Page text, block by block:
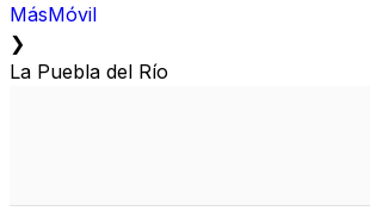
MásMóvil
❯
La Puebla del Río